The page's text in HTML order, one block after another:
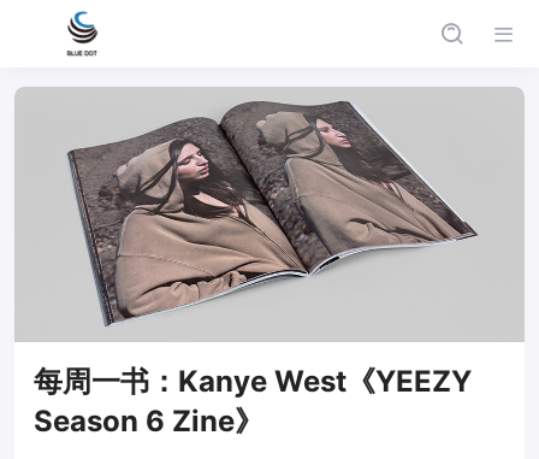
每周一书：Kanye West《YEEZY
Season 6 Zine》